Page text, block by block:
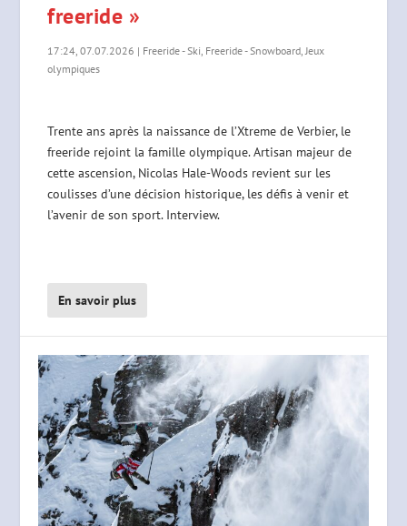
freeride »
17:24, 07.07.2026 | Freeride - Ski Freeride - Snowboard Jeux
olympiques
Trente ans après la naissance de l’Xtreme de Verbier, le
freeride rejoint la famille olympique. Artisan majeur de
cette ascension, Nicolas Hale-Woods revient sur les
coulisses d’une décision historique, les défis à venir et
l’avenir de son sport. Interview.
En savoir plus